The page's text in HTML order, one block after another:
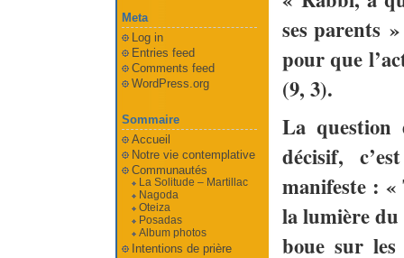
ses parents
pour que
(9, 3).
La question
décisif,
manifeste :
la lumière du
boue sur
Meta
Log in
Entries feed
Comments feed
WordPress.org
Sommaire
Accueil
Notre vie contemplative
Communautés
La Solitude – Martillac
Nagoda
Oteiza
Posadas
Album photos
Intentions de prière